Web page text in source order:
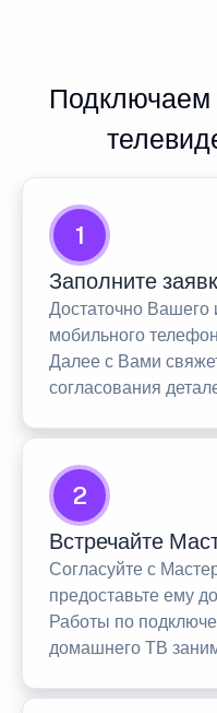
Подключаем
1
Заполните
Достаточно
мобильного
Далее с Вами
согласования
2
Встречайте
Согласуйте с
предоставьте ему
Работы по
домашнего ТВ